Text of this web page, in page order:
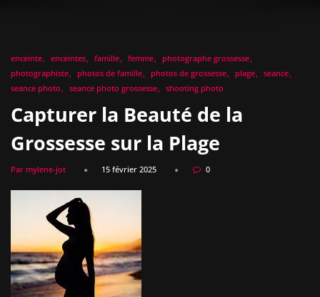
enceinte enceintes famille femme
photographe grossesse
photographiste
photos de famille photos de grossesse plage
seance
seance photo
seance photo grossesse shooting photo
Capturer la Beauté de la
Grossesse sur la Plage
Par mylene-jot 15 février 2025 0